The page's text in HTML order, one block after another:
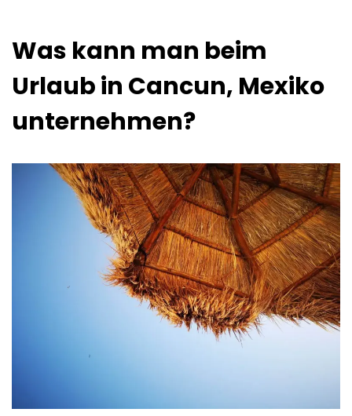
Was kann man beim
Urlaub in Cancun, Mexiko
unternehmen?